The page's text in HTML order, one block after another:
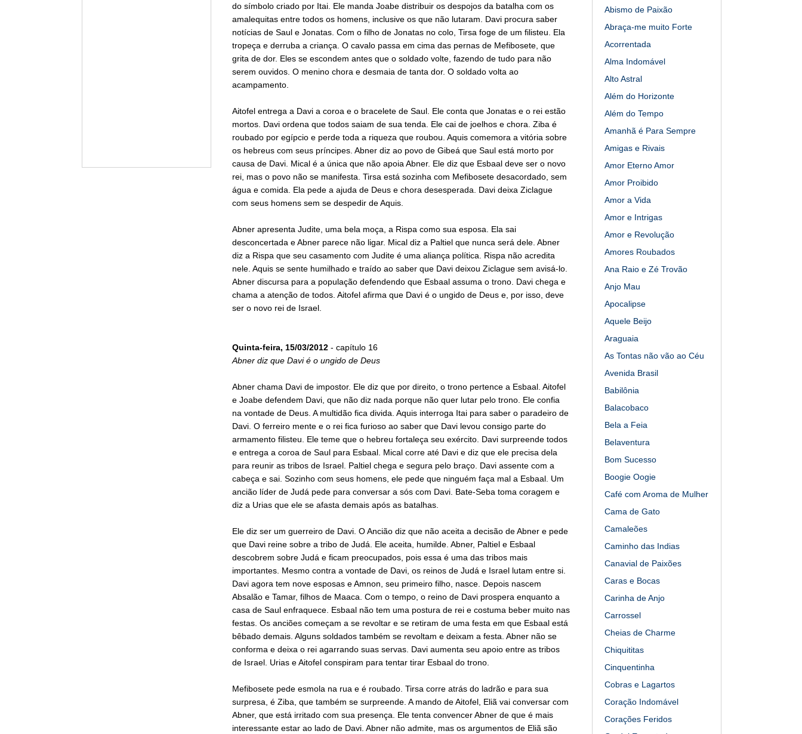
do símbolo criado por Itai. Ele manda Joabe distribuir os despojos da batalha com os
amalequitas entre todos os homens, inclusive os que não lutaram. Davi procura saber
notícias de Saul e Jonatas. Com o filho de Jonatas no colo, Tirsa foge de um filisteu. Ela
tropeça e derruba a criança. O cavalo passa em cima das pernas de Mefibosete, que
grita de dor. Eles se escondem antes que o soldado volte, fazendo de tudo para não
serem ouvidos. O menino chora e desmaia de tanta dor. O soldado volta ao
acampamento.
Aitofel entrega a Davi a coroa e o bracelete de Saul. Ele conta que Jonatas e o rei estão
mortos. Davi ordena que todos saiam de sua tenda. Ele cai de joelhos e chora. Ziba é
roubado por egípcio e perde toda a riqueza que roubou. Aquis comemora a vitória sobre
os hebreus com seus príncipes. Abner diz ao povo de Gibeá que Saul está morto por
causa de Davi. Mical é a única que não apoia Abner. Ele diz que Esbaal deve ser o novo
rei, mas o povo não se manifesta. Tirsa está sozinha com Mefibosete desacordado, sem
água e comida. Ela pede a ajuda de Deus e chora desesperada. Davi deixa Ziclague
com seus homens sem se despedir de Aquis.
Abner apresenta Judite, uma bela moça, a Rispa como sua esposa. Ela sai
desconcertada e Abner parece não ligar. Mical diz a Paltiel que nunca será dele. Abner
diz a Rispa que seu casamento com Judite é uma aliança política. Rispa não acredita
nele. Aquis se sente humilhado e traído ao saber que Davi deixou Ziclague sem avisá-lo.
Abner discursa para a população defendendo que Esbaal assuma o trono. Davi chega e
chama a atenção de todos. Aitofel afirma que Davi é o ungido de Deus e, por isso, deve
ser o novo rei de Israel.
Quinta-feira, 15/03/2012- capítulo 16
Abner diz que Davi é o ungido de Deus
Abner chama Davi de impostor. Ele diz que por direito, o trono pertence a Esbaal. Aitofel
e Joabe defendem Davi, que não diz nada porque não quer lutar pelo trono. Ele confia
na vontade de Deus. A multidão fica divida. Aquis interroga Itai para saber o paradeiro de
Davi. O ferreiro mente e o rei fica furioso ao saber que Davi levou consigo parte do
armamento filisteu. Ele teme que o hebreu fortaleça seu exército. Davi surpreende todos
e entrega a coroa de Saul para Esbaal. Mical corre até Davi e diz que ele precisa dela
para reunir as tribos de Israel. Paltiel chega e segura pelo braço. Davi assente com a
cabeça e sai. Sozinho com seus homens, ele pede que ninguém faça mal a Esbaal. Um
ancião líder de Judá pede para conversar a sós com Davi. Bate-Seba toma coragem e
diz a Urias que ele se afasta demais após as batalhas.
Ele diz ser um guerreiro de Davi. O Ancião diz que não aceita a decisão de Abner e pede
que Davi reine sobre a tribo de Judá. Ele aceita, humilde. Abner, Paltiel e Esbaal
descobrem sobre Judá e ficam preocupados, pois essa é uma das tribos mais
importantes. Mesmo contra a vontade de Davi, os reinos de Judá e Israel lutam entre si.
Davi agora tem nove esposas e Amnon, seu primeiro filho, nasce. Depois nascem
Absalão e Tamar, filhos de Maaca. Com o tempo, o reino de Davi prospera enquanto a
casa de Saul enfraquece. Esbaal não tem uma postura de rei e costuma beber muito nas
festas. Os anciões começam a se revoltar e se retiram de uma festa em que Esbaal está
bêbado demais. Alguns soldados também se revoltam e deixam a festa. Abner não se
conforma e deixa o rei agarrando suas servas. Davi aumenta seu apoio entre as tribos
de Israel. Urias e Aitofel conspiram para tentar tirar Esbaal do trono.
Mefibosete pede esmola na rua e é roubado. Tirsa corre atrás do ladrão e para sua
surpresa, é Ziba, que também se surpreende. A mando de Aitofel, Eliã vai conversar com
Abner, que está irritado com sua presença. Ele tenta convencer Abner de que é mais
interessante estar ao lado de Davi. Abner não admite, mas os argumentos de Eliã são
Abismo de Paixão
Abraça-me muito Forte
Acorrentada
Alma Indomável
Alto Astral
Além do Horizonte
Além do Tempo
Amanhã é Para Sempre
Amigas e Rivais
Amor Eterno Amor
Amor Proibido
Amor a Vida
Amor e Intrigas
Amor e Revolução
Amores Roubados
Ana Raio e Zé Trovão
Anjo Mau
Apocalipse
Aquele Beijo
Araguaia
As Tontas não vão ao Céu
Avenida Brasil
Babilônia
Balacobaco
Bela a Feia
Belaventura
Bom Sucesso
Boogie Oogie
Café com Aroma de Mulher
Cama de Gato
Camaleões
Caminho das Indias
Canavial de Paixões
Caras e Bocas
Carinha de Anjo
Carrossel
Cheias de Charme
Chiquititas
Cinquentinha
Cobras e Lagartos
Coração Indomável
Corações Feridos